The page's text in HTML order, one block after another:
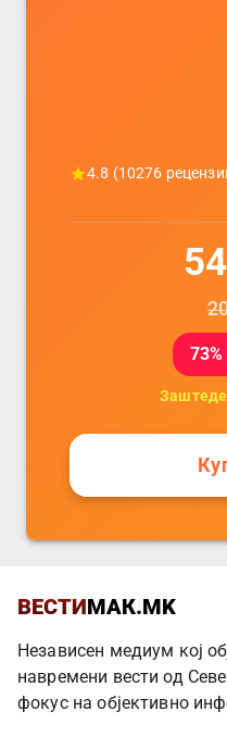
4.8 (10276
54
73
ВЕСТИМАК.MK
Независен медиум кој
навремени вести од
фокус на објективно